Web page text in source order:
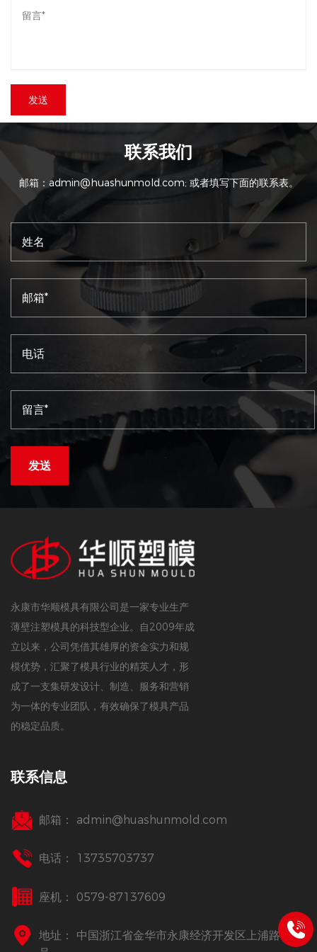
联系我们
邮箱： admin@huashunmold.com; 或者填写下面的联系表。
永康市华顺模具有限公司是一家专业生产
薄壁注塑模具的科技型企业。自2009年成
立以来，公司凭借其雄厚的资金实力和规
模优势，汇聚了模具行业的精英人才，形
成了一支集研发设计、制造、服务和营销
为一体的专业团队，有效确保了模具产品
的稳定品质。
联系信息
邮箱： admin@huashunmold.com
电话： 13735703737
座机： 0579-87137609
地址： 中国浙江省金华市永康经济开发区上浦路218